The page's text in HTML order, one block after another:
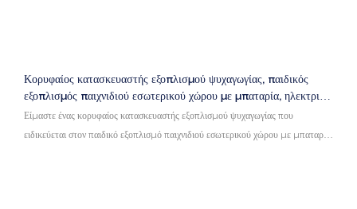
Κορυφαίος κατασκευαστής εξοπλισμού ψυχαγωγίας, παιδικός
εξοπλισμός παιχνιδιού εσωτερικού χώρου με μπαταρία, ηλεκτρικό
αυτοκίνητο προφυλακτήρα από υλικό fiberglass
Είμαστε ένας κορυφαίος κατασκευαστής εξοπλισμού ψυχαγωγίας που
ειδικεύεται στον παιδικό εξοπλισμό παιχνιδιού εσωτερικού χώρου με μπαταρία.